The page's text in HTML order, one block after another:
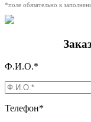
*поле обязательно к
Ф.И.О.*
Телефон*